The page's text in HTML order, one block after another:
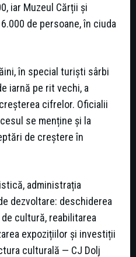
iar Muzeul Cărții și
de persoane, în ciuda
în special turiști sârbi
iarnă pe rit vechi, a
cifrelor. Oficialii
se menține și la
de creștere în
administrația
dezvoltare: deschiderea
cultură, reabilitarea
expozițiilor și investiții
culturală — CJ Dolj